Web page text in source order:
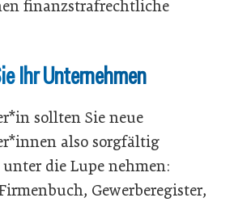
finanzstrafrechtliche
Ihr Unternehmen
sollten Sie neue
also sorgfältig
die Lupe nehmen:
Gewerberegister,